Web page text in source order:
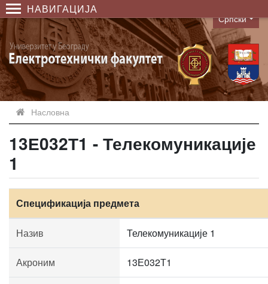
НАВИГАЦИЈА
Language
Српски
Насловна
13Е032Т1 - Телекомуникације
1
Спецификација предмета
Назив Телекомуникације 1
Акроним 13Е032Т1